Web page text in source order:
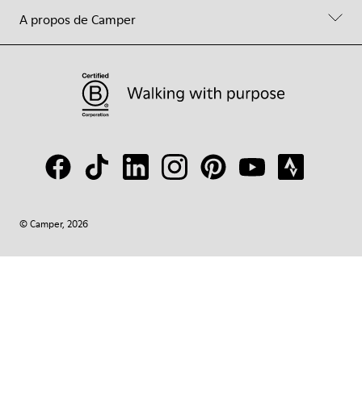
A propos de Camper
© Camper, 2026